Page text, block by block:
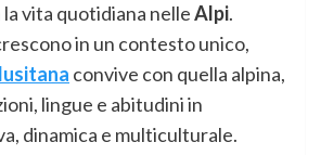
la vita quotidiana nelleAlpi.
in un contesto unico,
convive con quella alpina,
lingue e abitudini in
dinamica e multiculturale.